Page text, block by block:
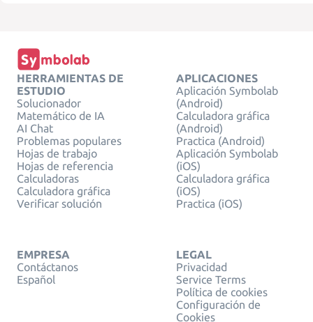
HERRAMIENTAS DE
ESTUDIO
Solucionador
Matemático de IA
AI Chat
Problemas populares
Hojas de trabajo
Hojas de referencia
Calculadoras
Calculadora gráfica
Verificar solución
APLICACIONES
Aplicación Symbolab
(Android)
Calculadora gráfica
(Android)
Practica (Android)
Aplicación Symbolab
(iOS)
Calculadora gráfica
(iOS)
Practica (iOS)
EMPRESA
Contáctanos
Español
LEGAL
Privacidad
Service Terms
Política de cookies
Configuración de
Cookies